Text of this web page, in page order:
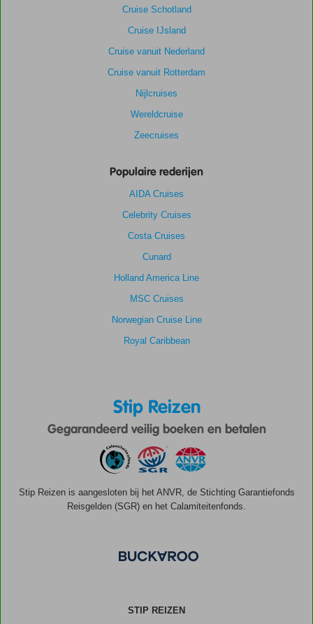
Cruise Schotland
Cruise IJsland
Cruise vanuit Nederland
Cruise vanuit Rotterdam
Nijlcruises
Wereldcruise
Zeecruises
Populaire rederijen
AIDA Cruises
Celebrity Cruises
Costa Cruises
Cunard
Holland America Line
MSC Cruises
Norwegian Cruise Line
Royal Caribbean
Stip Reizen
Gegarandeerd veilig boeken en betalen
Stip Reizen is aangesloten bij het ANVR, de Stichting Garantiefonds
Reisgelden (SGR) en het Calamiteitenfonds.
STIP REIZEN